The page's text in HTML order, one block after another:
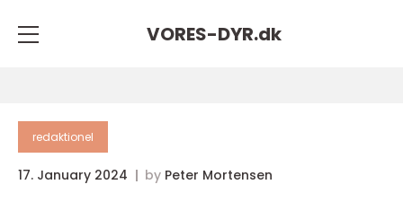
VORES-DYR.dk
redaktionel
17. January 2024 by Peter Mortensen